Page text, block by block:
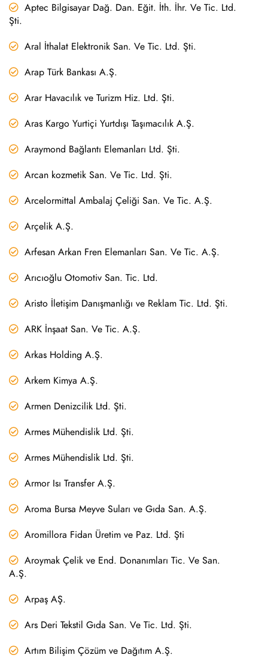
Aptec Bilgisayar Dağ. Dan. Eğit. İth. İhr. Ve Tic. Ltd.
Şti.
Aral İthalat Elektronik San. Ve Tic. Ltd. Şti.
Arap Türk Bankası A.Ş.
Arar Havacılık ve Turizm Hiz. Ltd. Şti.
Aras Kargo Yurtiçi Yurtdışı Taşımacılık A.Ş.
Araymond Bağlantı Elemanları Ltd. Şti.
Arcan kozmetik San. Ve Tic. Ltd. Şti.
Arcelormittal Ambalaj Çeliği San. Ve Tic. A.Ş.
Arçelik A.Ş.
Arfesan Arkan Fren Elemanları San. Ve Tic. A.Ş.
Arıcıoğlu Otomotiv San. Tic. Ltd.
Aristo İletişim Danışmanlığı ve Reklam Tic. Ltd. Şti.
ARK İnşaat San. Ve Tic. A.Ş.
Arkas Holding A.Ş.
Arkem Kimya A.Ş.
Armen Denizcilik Ltd. Şti.
Armes Mühendislik Ltd. Şti.
Armes Mühendislik Ltd. Şti.
Armor Isı Transfer A.Ş.
Aroma Bursa Meyve Suları ve Gıda San. A.Ş.
Aromillora Fidan Üretim ve Paz. Ltd. Şti
Aroymak Çelik ve End. Donanımları Tic. Ve San.
A.Ş.
Arpaş AŞ.
Ars Deri Tekstil Gıda San. Ve Tic. Ltd. Şti.
Artım Bilişim Çözüm ve Dağıtım A.Ş.